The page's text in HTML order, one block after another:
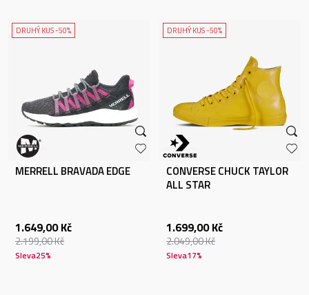
DRUHÝ KUS -50%
MERRELL BRAVADA EDGE
1.649,00 Kč
2.199,00Kč
Sleva25%
DRUHÝ KUS -50%
CONVERSE CHUCK TAYLOR
ALL STAR
1.699,00 Kč
2.049,00Kč
Sleva17%